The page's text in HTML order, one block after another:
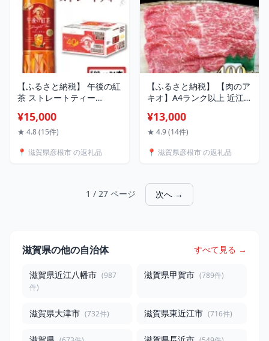
【ふるさと納税】 午後の紅
茶 ストレートティー
ル キリン ペット PET 紅茶
午後ティー ストレート ド
ドリンク ケース 行事 イベ
¥15,000
★ 4.8 (15件)
📍 滋賀県彦根市 の返礼品
【ふるさと納税】 【肉のア
キオ】A4ランク以上 近江
バラスライス・肩バラスラ
イス） | 牛肉 肉 お取り寄
国産 黒毛和牛 日本三大和
¥13,000
★ 4.9 (14件)
📍 滋賀県彦根市 の返礼品
1 / 27 ページ 次へ →
滋賀県の他の自治体 すべて見る →
滋賀県近江八幡市 (987
件)
滋賀県甲賀市 (789件)
滋賀県大津市 (732件) 滋賀県東近江市 (716件)